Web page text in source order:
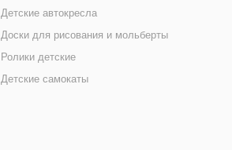
Детские автокресла
Доски для рисования и мольберты
Ролики детские
Детские самокаты